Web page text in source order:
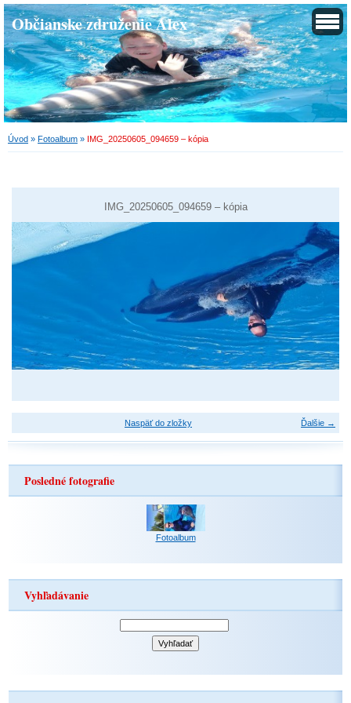
Občianske združenie Alex
Úvod » Fotoalbum » IMG_20250605_094659 – kópia
IMG_20250605_094659 – kópia
Ďalšie →
Naspäť do zložky
Posledné fotografie
Fotoalbum
Vyhľadávanie